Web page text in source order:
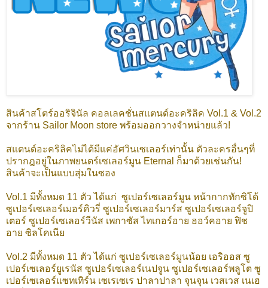
สินค้าสโตร์ออริจินัล คอลเลคชั่นสแตนด์อะคริลิค Vol.1 & Vol.2
จากร้าน Sailor Moon store พร้อมออกวางจำหน่ายแล้ว!
สแตนด์อะคริลิคไม่ได้มีแค่อัศวินเซเลอร์เท่านั้น ตัวละครอื่นๆที่
ปรากฎอยู่ในภาพยนตร์เซเลอร์มูน Eternal ก็มาด้วยเช่นกัน!
สินค้าจะเป็นแบบสุ่มในซอง
Vol.1 มีทั้งหมด 11 ตัว ได้แก่ ซูเปอร์เซเลอร์มูน หน้ากากทักซิโด้
ซูเปอร์เซเลอร์เมอร์คิวรี่ ซูเปอร์เซเลอร์มาร์ส ซูเปอร์เซเลอร์จูปิ
เตอร์ ซูเปอร์เซเลอร์วีนัส เพกาซัส ไทเกอร์อาย ฮอว์คอาย ฟิช
อาย ซิลโคเนีย
Vol.2 มีทั้งหมด 11 ตัว ได้แก่ ซูเปอร์เซเลอร์มูนน้อย เอริออส ซู
เปอร์เซเลอร์ยูเรนัส ซูเปอร์เซเลอร์เนปจูน ซูเปอร์เซเลอร์พลูโต ซู
เปอร์เซเลอร์แซทเทิร์น เซเรเซเร ปาลาปาลา จุนจุน เวสเวส เนเฮ